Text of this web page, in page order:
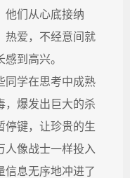
他们从心底接纳
热爱，不经意间就
到高兴。
学在思考中成熟
，爆发出巨大的杀
停键，让珍贵的生
人像战士一样投入
息无序地冲进了